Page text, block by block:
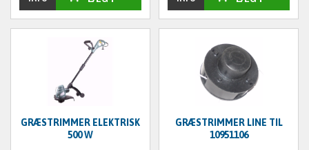
GRÆSTRIMMER ELEKTRISK
500 W
GRÆSTRIMMER LINE TIL
10951106